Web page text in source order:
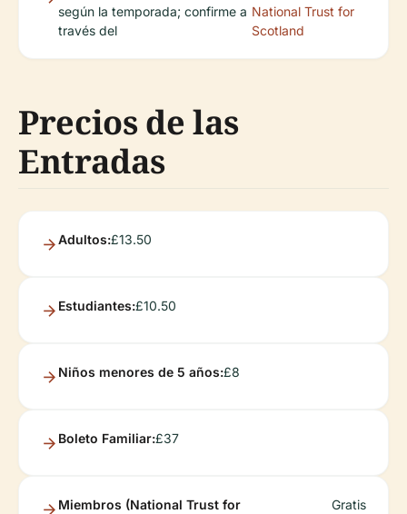
según la temporada; confirme a
través del
National Trust for
Scotland
Precios de las
Entradas
Adultos:£13.50
Estudiantes:£10.50
Niños menores de 5 años:£8
Boleto Familiar:£37
Miembros (National Trust for
Gratis